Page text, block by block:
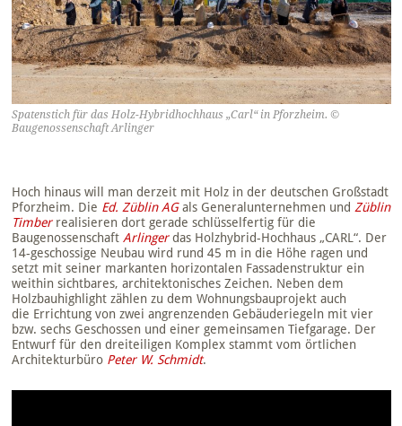
Spatenstich für das Holz-Hybridhochhaus „Carl“ in Pforzheim. ©
Baugenossenschaft Arlinger
Hoch hinaus will man derzeit mit Holz in der deutschen Großstadt
Pforzheim. Die Ed. Züblin AGals Generalunternehmen und Züblin
Timberrealisieren dort gerade schlüsselfertig für die
Baugenossenschaft Arlingerdas Holzhybrid-Hochhaus „CARL“. Der
14-geschossige Neubau wird rund 45 m in die Höhe ragen und
setzt mit seiner markanten horizontalen Fassadenstruktur ein
weithin sichtbares, architektonisches Zeichen. Neben dem
Holzbauhighlight zählen zu dem Wohnungsbauprojekt auch
die Errichtung von zwei angrenzenden Gebäuderiegeln mit vier
bzw. sechs Geschossen und einer gemeinsamen Tiefgarage. Der
Entwurf für den dreiteiligen Komplex stammt vom örtlichen
Architekturbüro Peter W. Schmidt.